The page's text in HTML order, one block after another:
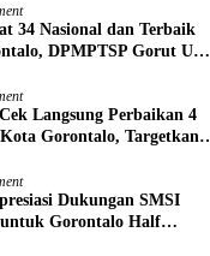
34 Nasional dan Terbaik
DPMPTSP Gorut Ukir
Langsung Perbaikan 4
Gorontalo, Targetkan
Dukungan SMSI
Gorontalo Half